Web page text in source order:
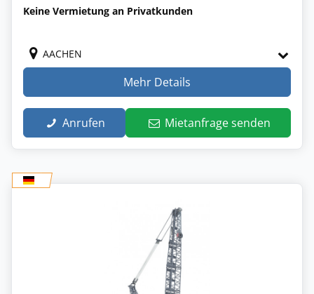
Keine Vermietung an Privatkunden
AACHEN
Mehr Details
Anrufen Mietanfrage senden